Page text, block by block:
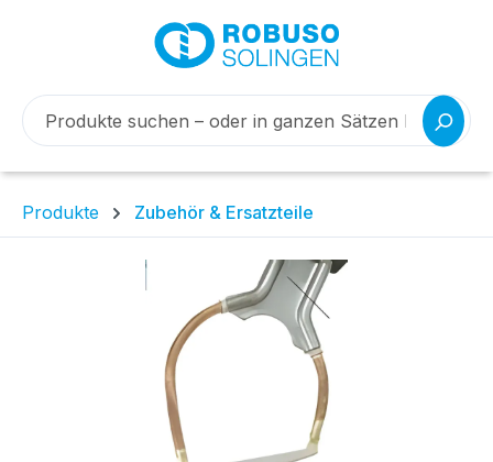
Produkte Zubehör & Ersatzteile
Bildergalerie überspringen